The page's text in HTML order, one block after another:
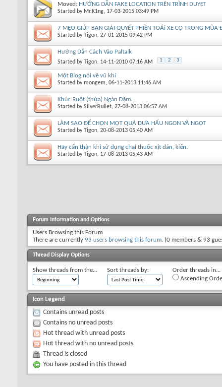
Moved: HƯỚNG DẪN FAKE LOCATION TRÊN TRÌNH DUYỆT
Started by Mr.K1ng, 17-03-2015 03:49 PM
7 MẸO GIÚP BẠN GIẢI QUYẾT PHIỀN TOÁi XE CỘ TRONG MÙA
Started byTigon, 27-01-2015 09:42 PM
Hướng Dẫn Cách Vào Paltalk
Started byTigon, 14-11-2010 07:16 AM 1 2 3
Một Blog nói về vũ khí
Started bymongem, 06-11-2013 11:46 AM
Khúc Ruột (thừa) Ngàn Dặm.
Started bySilverBullet, 27-08-2013 06:57 AM
LÀM SAO ĐỂ CHỌN MỘT QUẢ DƯA HẤU NGON VÀ NGỌT
Started byTigon, 20-08-2013 05:40 AM
Hãy cẩn thận khi sử dụng chai t h uố c xịt dán, kiến.
Started byTigon, 17-08-2013 05:43 AM
Forum Information and Options
Users Browsing this Forum
There are currently 93 users browsing this forum. (0 members & 93
Thread Display Options
Show threads from the... Sort threads by:
Order threads in...
Ascending
Icon Legend
Contains unread posts
Contains no unread posts
Hot thread with unread posts
Hot thread with no unread posts
Thread is closed
You have posted in this thread